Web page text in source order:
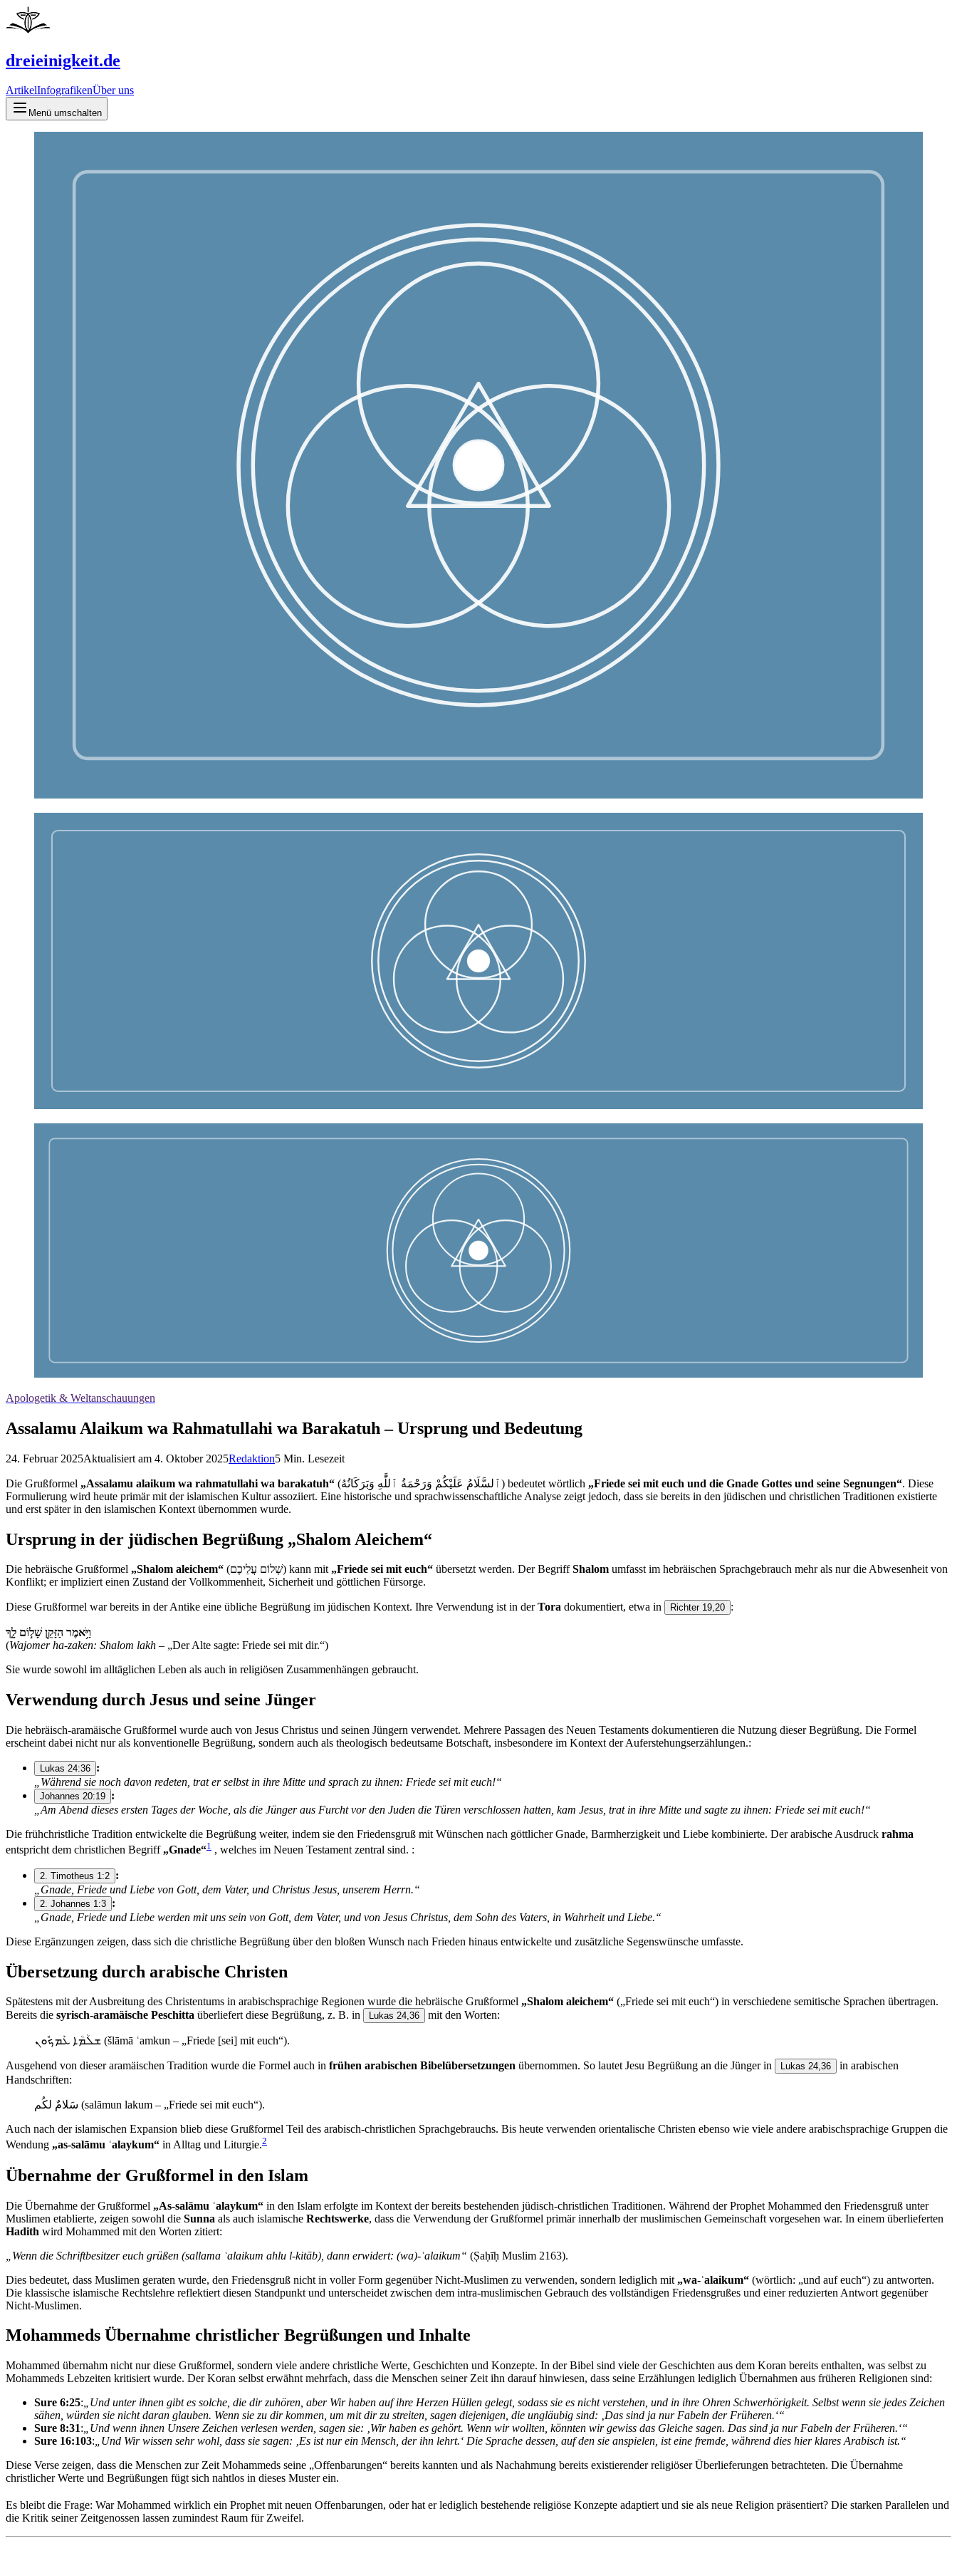
dreieinigkeit.de
ArtikelInfografikenÜber uns
Menü umschalten
Apologetik & Weltanschauungen
Assalamu Alaikum wa Rahmatullahi wa Barakatuh – Ursprung und Bedeutung
24. Februar 2025Aktualisiert am 4. Oktober 2025Redaktion5 Min. Lesezeit
Die Grußformel „Assalamu alaikum wa rahmatullahi wa barakatuh“ (ٱلسَّلَامُ عَلَيْكُمْ وَرَحْمَةُ ٱللَّٰهِ وَبَرَكَاتُهُ) bedeutet wörtlich „Friede sei mit euch und die Gnade Gottes und seine Segnungen“. Diese
Formulierung wird heute primär mit der islamischen Kultur assoziiert. Eine historische und sprachwissenschaftliche Analyse zeigt jedoch, dass sie bereits in den jüdischen und christlichen Traditionen existierte
und erst später in den islamischen Kontext übernommen wurde.
Ursprung in der jüdischen Begrüßung „Shalom Aleichem“
Die hebräische Grußformel „Shalom aleichem“ (שָׁלוֹם עֲלֵיכֶם) kann mit „Friede sei mit euch“ übersetzt werden. Der BegriffShalom umfasst im hebräischen Sprachgebrauch mehr als nur die Abwesenheit von
Konflikt; er impliziert einen Zustand der Vollkommenheit, Sicherheit und göttlichen Fürsorge.
Diese Grußformel war bereits in der Antike eine übliche Begrüßung im jüdischen Kontext. Ihre Verwendung ist in derTora dokumentiert, etwa in Richter 19,20 :
וַיֹּ֥אמֶר הַזָּקֵ֖ן שָׁל֣וֹם לָ֑ךְ
(Wajomer ha-zaken: Shalom lakh – „Der Alte sagte: Friede sei mit dir.“)
Sie wurde sowohl im alltäglichen Leben als auch in religiösen Zusammenhängen gebraucht.
Verwendung durch Jesus und seine Jünger
Die hebräisch-aramäische Grußformel wurde auch von Jesus Christus und seinen Jüngern verwendet. Mehrere Passagen des Neuen Testaments dokumentieren die Nutzung dieser Begrüßung. Die Formel
erscheint dabei nicht nur als konventionelle Begrüßung, sondern auch als theologisch bedeutsame Botschaft, insbesondere im Kontext der Auferstehungserzählungen.:
Lukas 24:36 :
„Während sie noch davon redeten, trat er selbst in ihre Mitte und sprach zu ihnen: Friede sei mit euch!“
Johannes 20:19 :
„Am Abend dieses ersten Tages der Woche, als die Jünger aus Furcht vor den Juden die Türen verschlossen hatten, kam Jesus, trat in ihre Mitte und sagte zu ihnen: Friede sei mit euch!“
Die frühchristliche Tradition entwickelte die Begrüßung weiter, indem sie den Friedensgruß mit Wünschen nach göttlicher Gnade, Barmherzigkeit und Liebe kombinierte. Der arabische Ausdruck raħma
entspricht dem christlichen Begriff „Gnade“1 , welches im Neuen Testament zentral sind. :
2. Timotheus 1:2 :
„Gnade, Friede und Liebe von Gott, dem Vater, und Christus Jesus, unserem Herrn.“
2. Johannes 1:3 :
„Gnade, Friede und Liebe werden mit uns sein von Gott, dem Vater, und von Jesus Christus, dem Sohn des Vaters, in Wahrheit und Liebe.“
Diese Ergänzungen zeigen, dass sich die christliche Begrüßung über den bloßen Wunsch nach Frieden hinaus entwickelte und zusätzliche Segenswünsche umfasste.
Übersetzung durch arabische Christen
Spätestens mit der Ausbreitung des Christentums in arabischsprachige Regionen wurde die hebräische Grußformel „Shalom aleichem“ („Friede sei mit euch“) in verschiedene semitische Sprachen übertragen.
Bereits die syrisch-aramäische Peschitta überliefert diese Begrüßung, z. B. in Lukas 24,36 mit den Worten:
ܫܠܳܡܳܐ ܥܰܡܟܽܘܢ (šlāmā ʿamkun – „Friede [sei] mit euch“).
Ausgehend von dieser aramäischen Tradition wurde die Formel auch in frühen arabischen Bibelübersetzungen übernommen. So lautet Jesu Begrüßung an die Jünger in Lukas 24,36
in arabischen
Handschriften:
سَلامٌ لكُم (salāmun lakum – „Friede sei mit euch“).
Auch nach der islamischen Expansion blieb diese Grußformel Teil des arabisch-christlichen Sprachgebrauchs. Bis heute verwenden orientalische Christen ebenso wie viele andere arabischsprachige Gruppen die
Wendung „as-salāmu ʿalaykum“ in Alltag und Liturgie.2
Übernahme der Grußformel in den Islam
Die Übernahme der Grußformel „As-salāmu ʿalaykum“ in den Islam erfolgte im Kontext der bereits bestehenden jüdisch-christlichen Traditionen. Während der Prophet Mohammed den Friedensgruß unter
Muslimen etablierte, zeigen sowohl die Sunna als auch islamische Rechtswerke, dass die Verwendung der Grußformel primär innerhalb der muslimischen Gemeinschaft vorgesehen war. In einem überlieferten
Hadith wird Mohammed mit den Worten zitiert:
„Wenn die Schriftbesitzer euch grüßen (sallama ʿalaikum ahlu l-kitāb), dann erwidert: (wa)-ʿalaikum“ (Ṣaḥīḥ Muslim 2163).
Dies bedeutet, dass Muslimen geraten wurde, den Friedensgruß nicht in voller Form gegenüber Nicht-Muslimen zu verwenden, sondern lediglich mit „wa-ʿalaikum“ (wörtlich: „und auf euch“) zu antworten.
Die klassische islamische Rechtslehre reflektiert diesen Standpunkt und unterscheidet zwischen dem intra-muslimischen Gebrauch des vollständigen Friedensgrußes und einer reduzierten Antwort gegenüber
Nicht-Muslimen.
Mohammeds Übernahme christlicher Begrüßungen und Inhalte
Mohammed übernahm nicht nur diese Grußformel, sondern viele andere christliche Werte, Geschichten und Konzepte. In der Bibel sind viele der Geschichten aus dem Koran bereits enthalten, was selbst zu
Mohammeds Lebzeiten kritisiert wurde. Der Koran selbst erwähnt mehrfach, dass die Menschen seiner Zeit ihn darauf hinwiesen, dass seine Erzählungen lediglich Übernahmen aus früheren Religionen sind:
Sure 6:25: „Und unter ihnen gibt es solche, die dir zuhören, aber Wir haben auf ihre Herzen Hüllen gelegt, sodass sie es nicht verstehen, und in ihre Ohren Schwerhörigkeit. Selbst wenn sie jedes Zeichen
sähen, würden sie nicht daran glauben. Wenn sie zu dir kommen, um mit dir zu streiten, sagen diejenigen, die ungläubig sind: ‚Das sind ja nur Fabeln der Früheren.‘“
Sure 8:31: „Und wenn ihnen Unsere Zeichen verlesen werden, sagen sie: ‚Wir haben es gehört. Wenn wir wollten, könnten wir gewiss das Gleiche sagen. Das sind ja nur Fabeln der Früheren.‘“
Sure 16:103: „Und Wir wissen sehr wohl, dass sie sagen: ‚Es ist nur ein Mensch, der ihn lehrt.‘ Die Sprache dessen, auf den sie anspielen, ist eine fremde, während dies hier klares Arabisch ist.“
Diese Verse zeigen, dass die Menschen zur Zeit Mohammeds seine „Offenbarungen“ bereits kannten und als Nachahmung bereits existierender religiöser Überlieferungen betrachteten. Die Übernahme
christlicher Werte und Begrüßungen fügt sich nahtlos in dieses Muster ein.
Es bleibt die Frage: War Mohammed wirklich ein Prophet mit neuen Offenbarungen, oder hat er lediglich bestehende religiöse Konzepte adaptiert und sie als neue Religion präsentiert? Die starken Parallelen und
die Kritik seiner Zeitgenossen lassen zumindest Raum für Zweifel.